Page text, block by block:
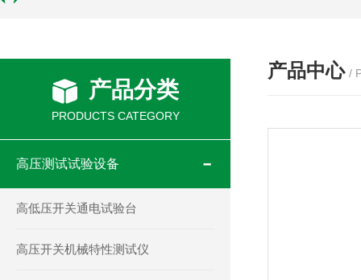
产品分类
PRODUCTS CATEGORY
高压测试试验设备
高低压开关通电试验台
高压开关机械特性测试仪
产品中心 /